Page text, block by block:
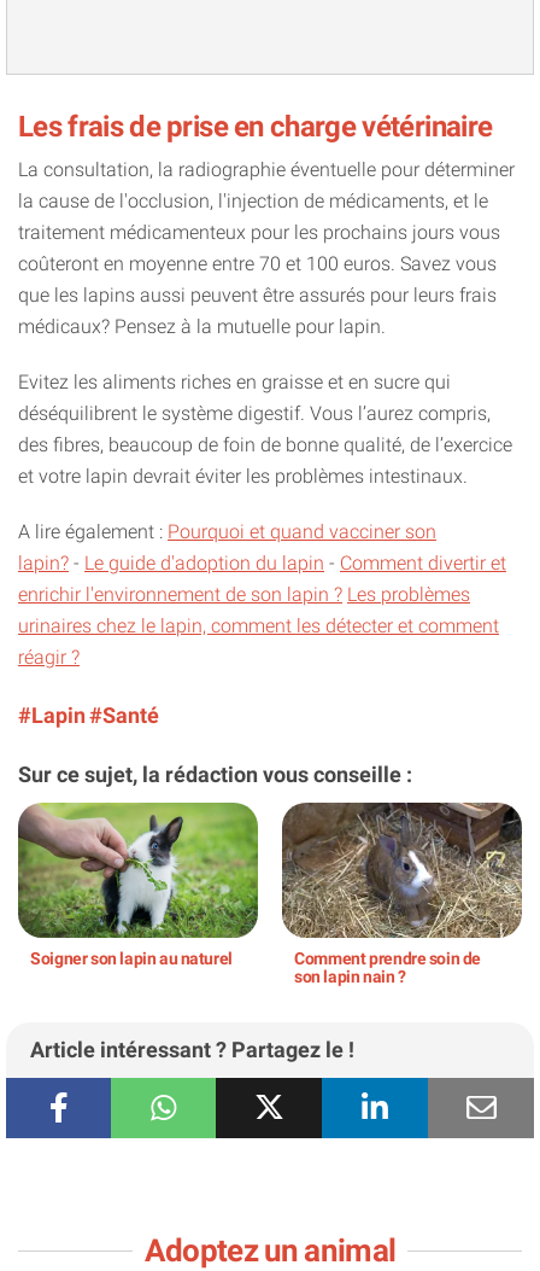
Les frais de prise en charge vétérinaire
La consultation, la radiographie éventuelle pour déterminer
la cause de l'occlusion, l'injection de médicaments, et le
traitement médicamenteux pour les prochains jours vous
coûteront en moyenne entre 70 et 100 euros. Savez vous
que les lapins aussi peuvent être assurés pour leurs frais
médicaux? Pensez à la mutuelle pour lapin.
Evitez les aliments riches en graisse et en sucre qui
déséquilibrent le système digestif. Vous l’aurez compris,
des fibres, beaucoup de foin de bonne qualité, de l’exercice
et votre lapin devrait éviter les problèmes intestinaux.
A lire également : Pourquoi et quand vacciner son
lapin? - Le guide d'adoption du lapin - Comment divertir et
enrichir l'environnement de son lapin ? Les problèmes
urinaires chez le lapin, comment les détecter et comment
réagir ?
#Lapin#Santé
Sur ce sujet, la rédaction vous conseille :
Soigner son lapin au naturel
Comment prendre soin de
son lapin nain ?
Article intéressant ? Partagez le !
Adoptez un animal